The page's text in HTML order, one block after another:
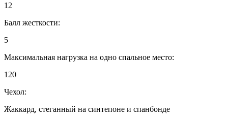
12
Балл жесткости:
5
Максимальная нагрузка на одно спальное место:
120
Чехол:
Жаккард, стеганный на синтепоне и спанбонде